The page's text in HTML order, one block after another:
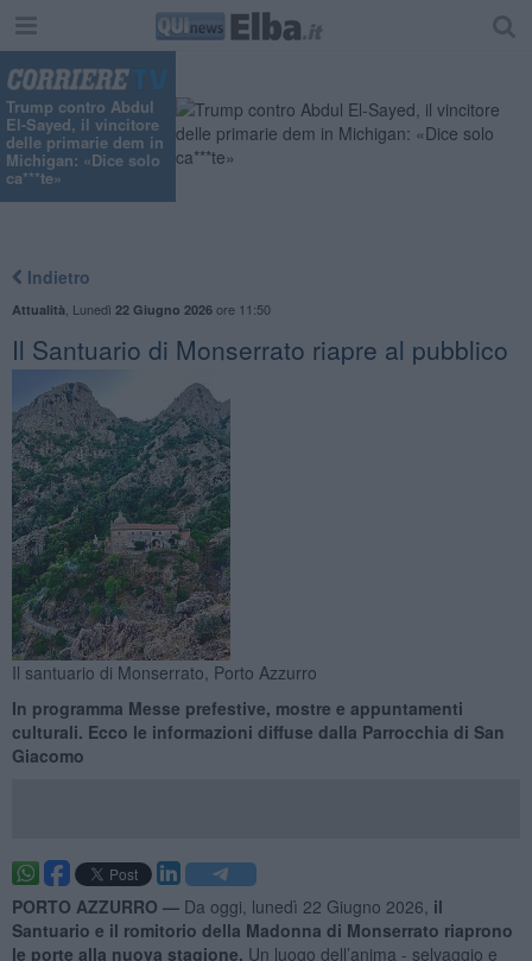
Trump contro Abdul
El-Sayed, il vincitore
delle primarie dem in
Michigan: «Dice solo
ca***te»
Indietro
Attualità Lunedì 22 Giugno 2026ore 11:50
Il Santuario di Monserrato riapre al pubblico
Il santuario di Monserrato, Porto Azzurro
In programma Messe prefestive, mostre e appuntamenti
culturali. Ecco le informazioni diffuse dalla Parrocchia di San
Giacomo
PORTO AZZURRO — Da oggi, lunedì 22 Giugno 2026, il
Santuario e il romitorio della Madonna di Monserrato riaprono
le porte alla nuova stagione. Un luogo dell’anima - selvaggio e